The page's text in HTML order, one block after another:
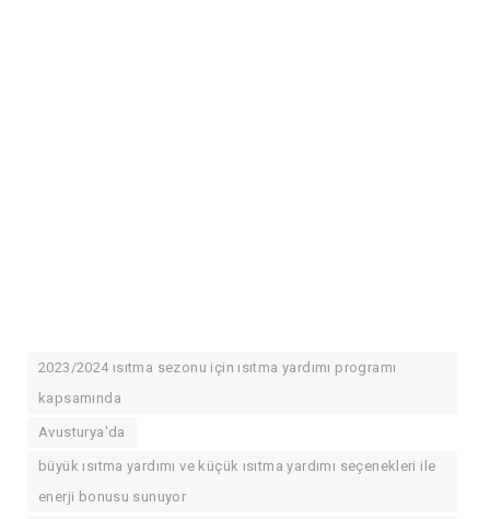
2023/2024 ısıtma sezonu için ısıtma yardımı programı
kapsamında
Avusturya'da
büyük ısıtma yardımı ve küçük ısıtma yardımı seçenekleri ile
enerji bonusu sunuyor